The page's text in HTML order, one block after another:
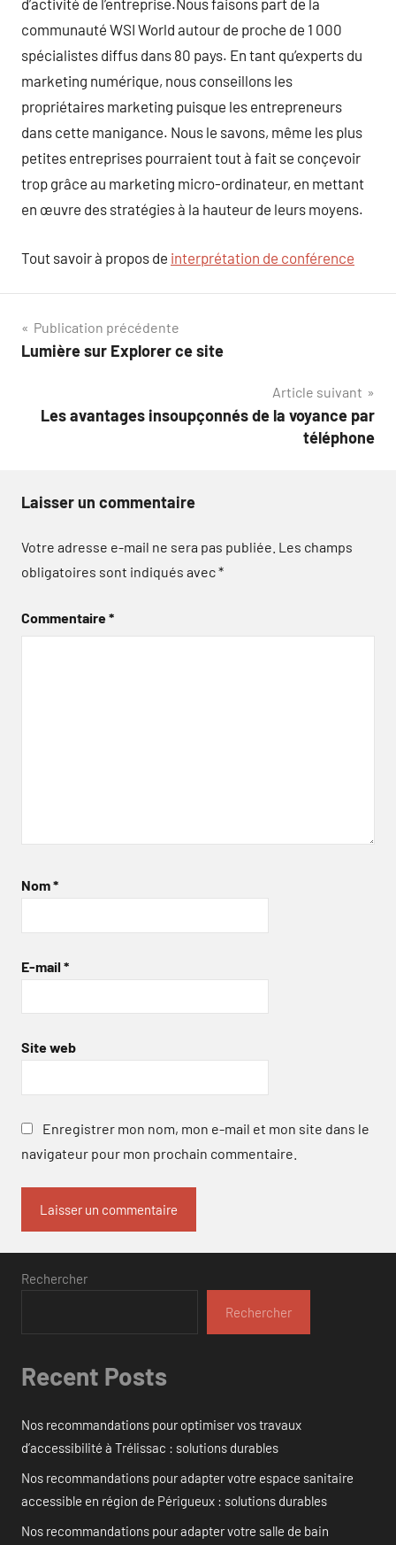
d’activité de l’entreprise.Nous faisons part de la
communauté WSI World autour de proche de 1 000
spécialistes diffus dans 80 pays. En tant qu’experts du
marketing numérique, nous conseillons les
propriétaires marketing puisque les entrepreneurs
dans cette manigance. Nous le savons, même les plus
petites entreprises pourraient tout à fait se conçevoir
trop grâce au marketing micro-ordinateur, en mettant
en œuvre des stratégies à la hauteur de leurs moyens.
Tout savoir à propos de interprétation de conférence
Navigation
de
Publication précédente
Lumière sur Explorer ce site
Article suivant
Les avantages insoupçonnés de la voyance par
téléphone
Laisser un commentaire
Votre adresse e-mail ne sera pas publiée. Les champs
obligatoires sont indiqués avec*
Commentaire*
Nom*
E-mail *
Site web
Enregistrer mon nom, mon e-mail et mon site dans le
navigateur pour mon prochain commentaire.
Rechercher
Rechercher
Recent Posts
Nos recommandations pour optimiser vos travaux
d’accessibilité à Trélissac : solutions durables
Nos recommandations pour adapter votre espace sanitaire
accessible en région de Périgueux : solutions durables
Nos recommandations pour adapter votre salle de bain